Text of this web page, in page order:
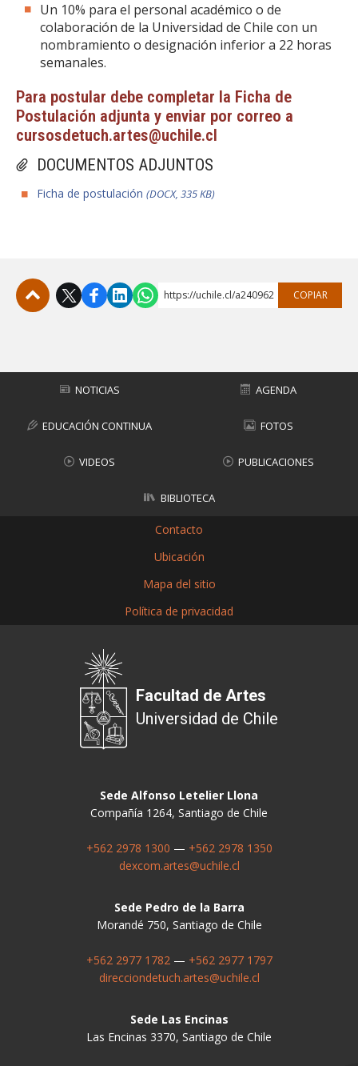
DOCUMENTOS ADJUNTOS
Ficha de postulación (DOCX, 335 KB)
Un 10% para el personal académico o de
colaboración de la Universidad de Chile con un
nombramiento o designación inferior a 22 horas
semanales.
Para postular debe completar la Ficha de
Postulación adjunta y enviar por correo a
cursosdetuch.artes@uchile.cl
https://uchile.cl/a240962 COPIAR
NOTICIAS AGENDA
EDUCACIÓN CONTINUA FOTOS
VIDEOS PUBLICACIONES
BIBLIOTECA
Contacto
Ubicación
Mapa del sitio
Política de privacidad
Facultad de Artes
Universidad de Chile
Sede Alfonso Letelier Llona
Compañía 1264, Santiago de Chile
+562 2978 1300 — +562 2978 1350
dexcom.artes@uchile.cl
Sede Pedro de la Barra
Morandé 750, Santiago de Chile
+562 2977 1782— +562 2977 1797
direcciondetuch.artes@uchile.cl
Sede Las Encinas
Las Encinas 3370, Santiago de Chile